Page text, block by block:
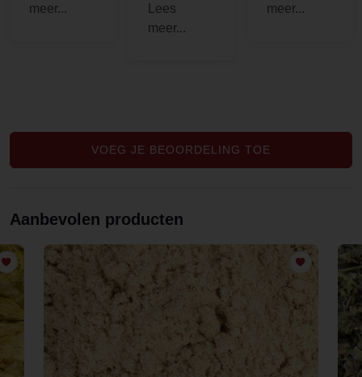
bladeren
Theekruide
n zijn prima
Makkelijk
eerste keer
dat ik er
wat besteld
zeker niet
de laatste.
VOEG JE BEOORDELING TOE
Aanbevolen producten